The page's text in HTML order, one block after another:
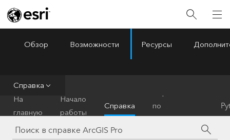
ArcGIS Pro
Обзор Возможности Ресурсы
Справка
На
главную
Начало
работы
Справка
по
инструментам